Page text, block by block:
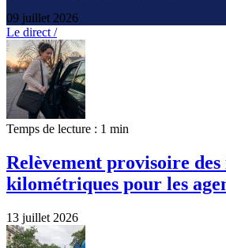
09 juillet 2026
Le direct /
Temps de lecture : 1 min
Relèvement provisoire
kilométriques pour les
13 juillet 2026